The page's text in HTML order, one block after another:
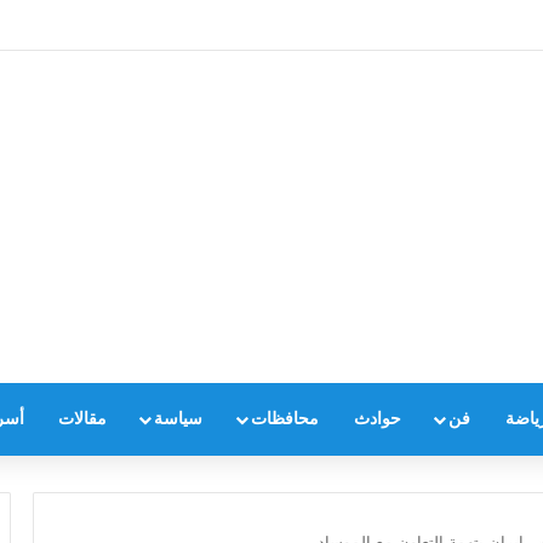
فن حوادث محافظات سياسة مقالات